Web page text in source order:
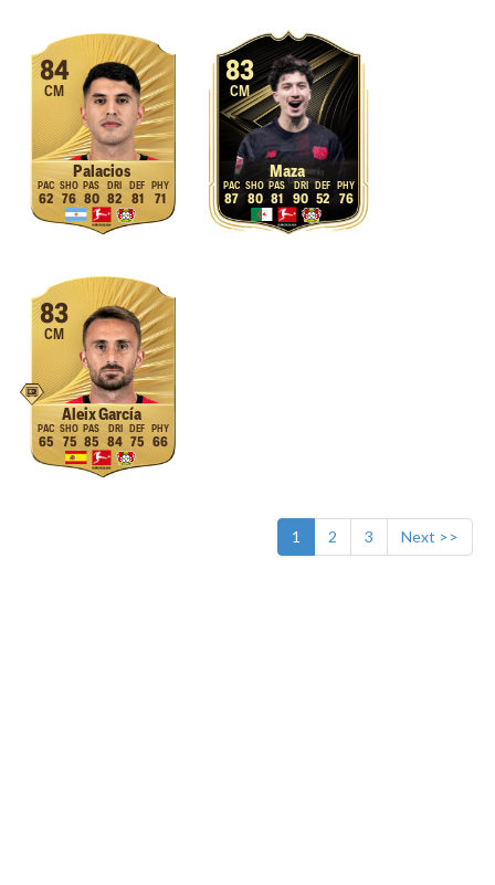
84
CM
Palacios
62 76 80 82 81 71
83
CM
Maza
87 80 81 90 52 76
83
CM
Aleix García
65 75 85 84 75 66
1 2 3 Next >>